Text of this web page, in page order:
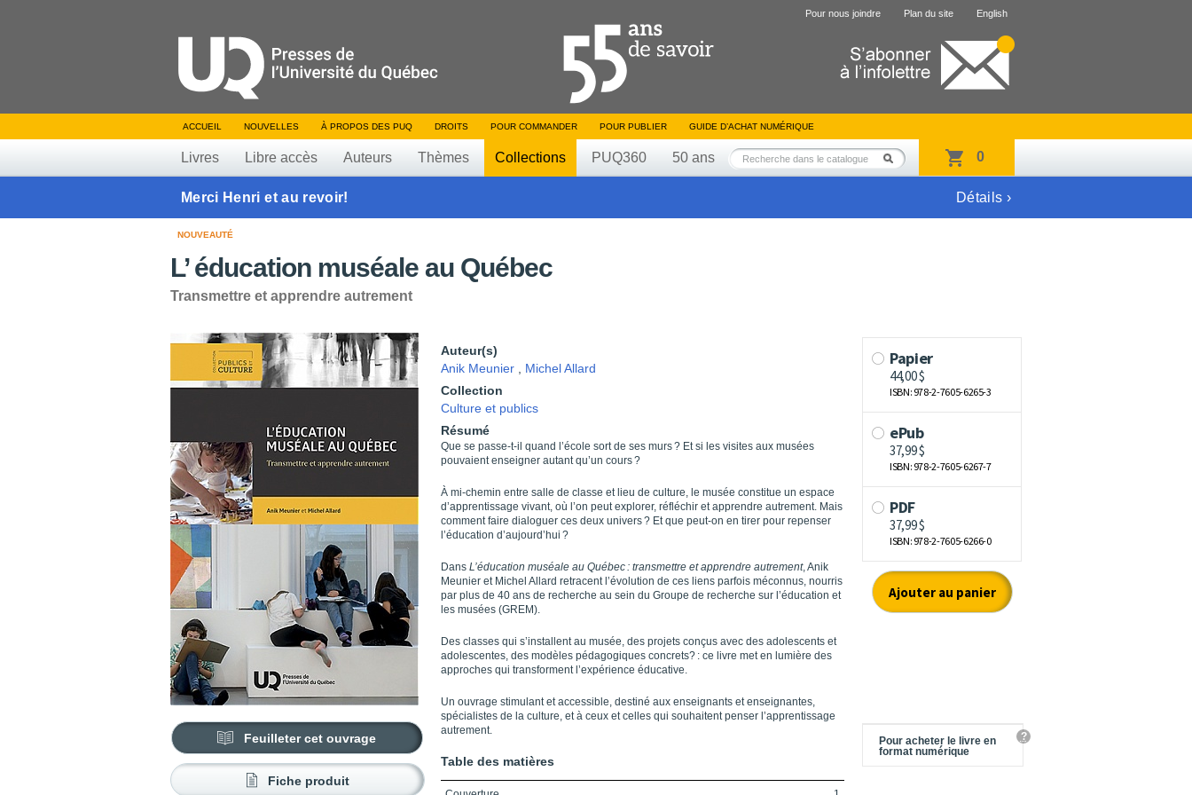
Pour nous joindre Plan du site English
ACCUEIL NOUVELLES À PROPOS DES PUQ DROITS POUR COMMANDER POUR PUBLIER GUIDE D’ACHAT NUMÉRIQUE
Livres Libre accès Auteurs Thèmes Collections PUQ360 50 ans 0
Merci Henri et au revoir! Détails ›
NOUVEAUTÉ
L’ éducation muséale au Québec
Transmettre et apprendre autrement
Feuilleter cet ouvrage
Fiche produit
Auteur(s)
Anik Meunier
Michel Allard
Collection
Culture et publics
Résumé
Que se passe-t-il quand l’école sort de ses murs ? Et si les visites aux musées
pouvaient enseigner autant qu’un cours ?
À mi-chemin entre salle de classe et lieu de culture, le musée constitue un espace
d’apprentissage vivant, où l’on peut explorer, réfléchir et apprendre autrement. Mais
comment faire dialoguer ces deux univers ? Et que peut-on en tirer pour repenser
l’éducation d’aujourd’hui ?
Dans L’éducation muséale au Québec : transmettre et apprendre autrement, Anik
Meunier et Michel Allard retracent l’évolution de ces liens parfois méconnus, nourris
par plus de 40 ans de recherche au sein du Groupe de recherche sur l’éducation et
les musées (GREM).
Des classes qui s’installent au musée, des projets conçus avec des adolescents et
adolescentes, des modèles pédagogiques concrets? : ce livre met en lumière des
approches qui transforment l’expérience éducative.
Un ouvrage stimulant et accessible, destiné aux enseignants et enseignantes,
spécialistes de la culture, et à ceux et celles qui souhaitent penser l’apprentissage
autrement.
Table des matières
Pour acheter le livre en
format numérique
?